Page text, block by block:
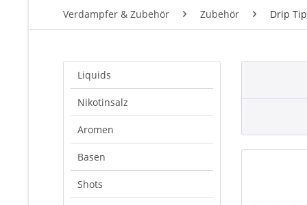
Verdampfer & Zubehör Zubehör Drip
Liquids
Nikotinsalz
Aromen
Basen
Shots